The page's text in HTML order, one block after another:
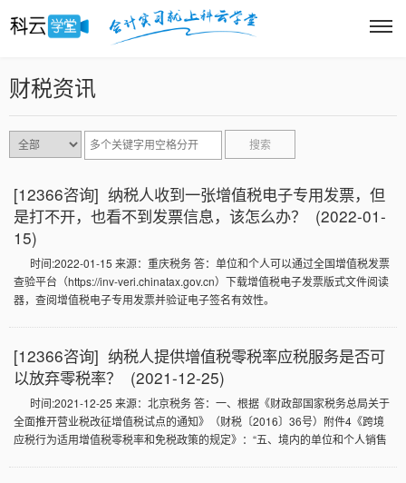
财税资讯
搜索
[12366咨询] 纳税人收到一张增值税电子专用发票，但
是打不开，也看不到发票信息，该怎么办？ (2022-01-
15)
时间:2022-01-15 来源：重庆税务 答：单位和个人可以通过全国增值税发票
查验平台（https://inv-veri.chinatax.gov.cn）下载增值税电子发票版式文件阅读
器，查阅增值税电子专用发票并验证电子签名有效性。
[12366咨询] 纳税人提供增值税零税率应税服务是否可
以放弃零税率？ (2021-12-25)
时间:2021-12-25 来源：北京税务 答：一、根据《财政部国家税务总局关于
全面推开营业税改征增值税试点的通知》（财税〔2016〕36号）附件4《跨境
应税行为适用增值税零税率和免税政策的规定》：“五、境内的单位和个人销售